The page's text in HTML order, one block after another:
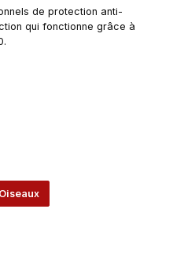
de protection anti-
qui fonctionne grâce à